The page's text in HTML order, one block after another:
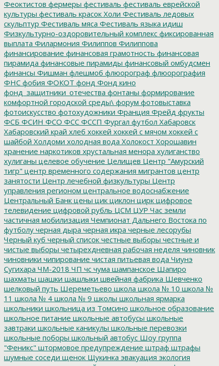
Феоктистов фермеры фестиваль фестиваль еврейской
культуры фестиваль красок Холи Фестиваль ледовых
скульптур Фестиваль мяса Фестиваль языка идиш
Физкультурно-оздоровительный комплекс фиксированная
выплата Филармония Филиппов Филиппова
финансирование финансовая грамотность финансовая
пирамида финансовые пирамиды финансовый омбудсмен
финансы Фишман флешмоб флюорограф флюорография
ФНС фобия ФОКОТ фонд Фонд кино
фонд_защитники_отечества фонтаны формирование
комфортной городской среды\ форум фотовыставка
фотоискусство фотохудожники Франция Фрейд фрукты
ФСБ ФСИН ФСО ФСС ФССП Фургал футбол Хабаровск
Хабаровский край хлеб хоккей хоккей с мячом хоккей с
шайбой Холдоми холодная вода Холокост Хорошавин
хранение наркотиков хрустальная менора хулиганство
хулиганы целевое обучение Целищев Центр "Амурский
тигр" центр временного содержания мигрантов центр
занятости Центр лечебной физкультуры Центр
управления регионом центральное водоснабжение
Центральный Банк цены цик циклон цирк цифровое
телевидение цифровой рубль ЦСМ ЦУР Час земли
частичная мобилизация Чемпионат Дальнего Востока по
футболу черная дыра черная икра черные лесорубы
Черный куб черный список честные выборы честные и
чистые выборы четырехдневная рабочая неделя чиновник
чиновники чипирование чистая питьевая вода Чиунэ
Сугихара ЧМ-2018 ЧП чс чума шампанское Шапиро
шахматы шашки шашлыки швейная фабрика Шевченко
шелковый путь Шереметьево школа школа № 10 школа №
11 школа № 4 школа № 9 школы школьная ярмарка
школьники школьница из Томсино школьное образование
школьное питание школьные автобусы школьные
завтраки школьные каникулы школьные перевозки
школьные поборы школьный автобус Шоу группа
"Феникс" штормовое предупреждение штраф штрафы
шумные соседи щенок Щукинка эвакуация экология